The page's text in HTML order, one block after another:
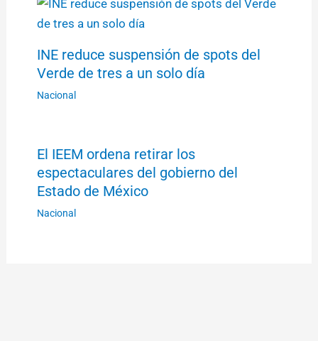
INE reduce suspensión de spots del
Verde de tres a un solo día
Nacional
El IEEM ordena retirar los
espectaculares del gobierno del
Estado de México
Nacional